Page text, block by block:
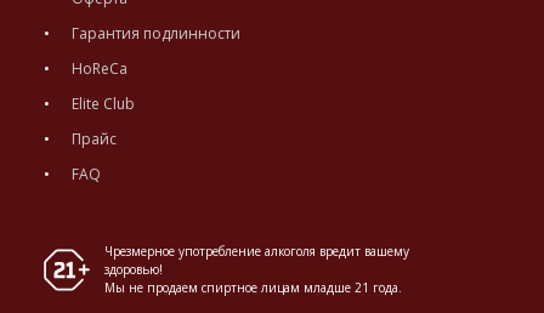
Гарантия подлинности
HoReCa
Elite Club
Прайс
FAQ
Чрезмерное употребление алкоголя вредит вашему
здоровью!
Мы не продаем спиртное лицам младше 21 года.